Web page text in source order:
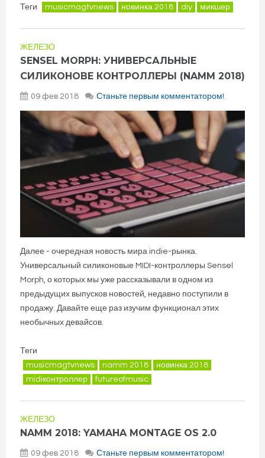
Теги musicmagtvnews новинка 2018 diy микшер
ЖЕЛЕЗО
SENSEL MORPH: УНИВЕРСАЛЬНЫЕ
СИЛИКОНОВЕ КОНТРОЛЛЕРЫ (NAMM 2018)
09 фев 2018 Станьте первым комментатором!
Далее - очередная новость мира indie-рынка.
Универсальный силиконовые MIDI-контроллеры Sensel
Morph, о которых мы уже рассказывали в одном из
предыдущих выпусков новостей, недавно поступили в
продажу. Давайте еще раз изучим функционал этих
необычных девайсов.
Теги
musicmagtvnews
namm 2018
новинка 2018
midiконтроллер
futureofmusic
ЖЕЛЕЗО
NAMM 2018: YAMAHA MONTAGE OS 2.0
09 фев 2018 Станьте первым комментатором!